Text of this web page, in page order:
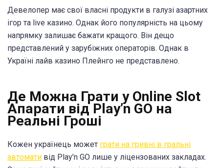
Девелопер має свої власні продукти в галузі азартних
ігор та live казино. Однак його популярність на цьому
напрямку залишає бажати кращого. Він дещо
представлений у зарубіжних операторів. Однак в
Україні лайв казино Плейнго не представлено.
Де Можна Грати у Online Slot
Апарати від Play’n GO на
Реальні Гроші
Кожен українець может грати на гривні в гральні
автомати від Play’n GO лише у ліцензованих закладах.